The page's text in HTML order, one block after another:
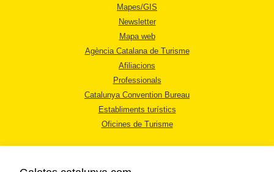
Mapes/GIS
Newsletter
Mapa web
Agència Catalana de Turisme
Afiliacions
Professionals
Catalunya Convention Bureau
Establiments turístics
Oficines de Turisme